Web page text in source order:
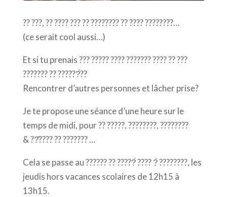
?? ???, ?? ???? ??? ?? ???????? ?? ???? ????????…
(ce serait cool aussi…)
Et si tu prenais ??? ????? ???? ??????? ???? ?? ???
??????? ?? ??????́??
Rencontrer d’autres personnes et lâcher prise?
Je te propose une séance d’une heure sur le
temps de midi, pour ?? ?????, ????????, ????????
& ??̂???? ?? ??????? …
Cela se passe au ?????? ?? ?????́ ???? ?̀ ????????, les
jeudis hors vacances scolaires de 12h15 à
13h15.